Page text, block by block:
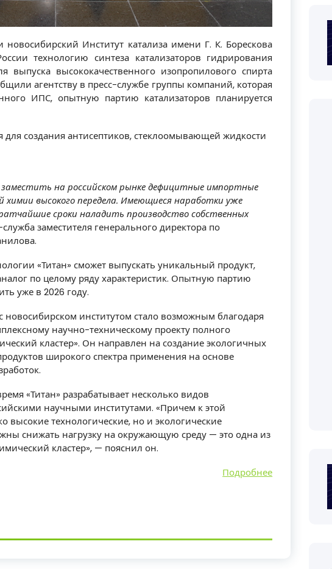
новосибирский Институт катализа имени Г. К. Борескова
технологию синтеза катализаторов гидрирования
выпуска высококачественного изопропилового спирта
агентству в пресс-службе группы компаний, которая
ИПС, опытную партию катализаторов планируется
создания антисептиков, стеклоомывающей жидкости
на российском рынке дефицитные импортные
высокого передела. Имеющиеся наработки уже
сроки наладить производство собственных
заместителя генерального директора по
«Титан» сможет выпускать уникальный продукт,
по целому ряду характеристик. Опытную партию
уже в 2026 году.
новосибирском институтом стало возможным благодаря
научно-техническому проекту полного
кластер». Он направлен на создание экологичных
широкого спектра применения на основе
«Титан» разрабатывает несколько видов
научными институтами. «Причем к этой
высокие технологические, но и экологические
снижать нагрузку на окружающую среду — это одна из
кластер», — пояснил он.
Подробнее